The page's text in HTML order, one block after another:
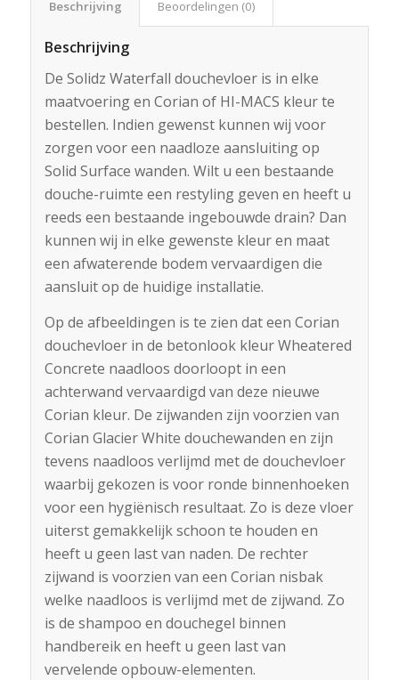
Beschrijving Beoordelingen (0)
Beschrijving
De Solidz Waterfall douchevloer is in elke
maatvoering en Corian of HI-MACS kleur te
bestellen. Indien gewenst kunnen wij voor
zorgen voor een naadloze aansluiting op
Solid Surface wanden. Wilt u een bestaande
douche-ruimte een restyling geven en heeft u
reeds een bestaande ingebouwde drain? Dan
kunnen wij in elke gewenste kleur en maat
een afwaterende bodem vervaardigen die
aansluit op de huidige installatie.
Op de afbeeldingen is te zien dat een Corian
douchevloer in de betonlook kleur Wheatered
Concrete naadloos doorloopt in een
achterwand vervaardigd van deze nieuwe
Corian kleur. De zijwanden zijn voorzien van
Corian Glacier White douchewanden en zijn
tevens naadloos verlijmd met de douchevloer
waarbij gekozen is voor ronde binnenhoeken
voor een hygiënisch resultaat. Zo is deze vloer
uiterst gemakkelijk schoon te houden en
heeft u geen last van naden. De rechter
zijwand is voorzien van een Corian nisbak
welke naadloos is verlijmd met de zijwand. Zo
is de shampoo en douchegel binnen
handbereik en heeft u geen last van
vervelende opbouw-elementen.